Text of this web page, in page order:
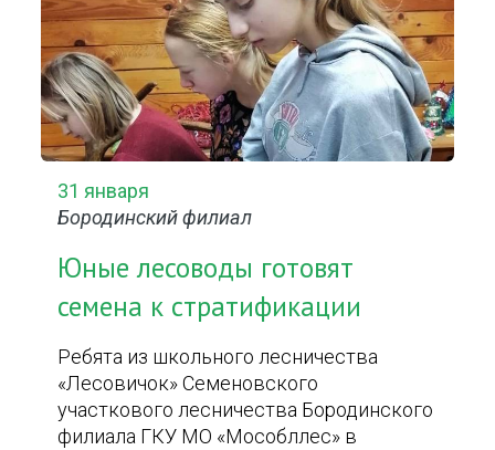
31 января
Бородинский филиал
Юные лесоводы готовят
семена к стратификации
Ребята из школьного лесничества
«Лесовичок» Семеновского
участкового лесничества Бородинского
филиала ГКУ МО «Мособллес» в